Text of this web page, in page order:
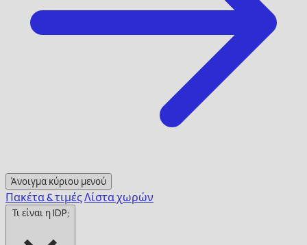
Άνοιγμα κύριου μενού
Πακέτα & τιμέςΛίστα χωρών
Τι είναι η IDP;